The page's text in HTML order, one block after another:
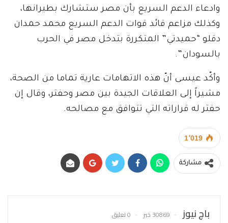
وادعاء الدعم السريع بأن مصر ستشارك بطيرانها،
وكذلك مزاعم قائد قوات الدعم السريع محمد حمدان
دقلو “حميدتي” المتكررة بتدخل مصر في الحرب
بالسودان”.
وأكّد عيسى أنّ هذه الاتهامات عارية تماما من الصحة،
مشيراً إلى العلاقات الجيدة بين مصر وحفتر، وقال إن
حفتر له قراراته التي تتوافق مع مصالحه.
1٬019
مشاركة
باج نيوز 30869 خبر 0 تعليق